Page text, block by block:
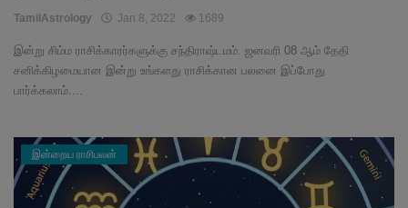
TamilAstrology Jan 8, 2022 1689
இன்று சிம்ம ராசிக்காரர்களுக்கு சந்திராஷ்டமம். ஜனவரி 08 ஆம் தேதி
சனிக்கிழமையான இன்று உங்களது ராசிக்கான பலனை இப்போது
பார்க்கலாம்....
இன்றைய ராசிபலன்